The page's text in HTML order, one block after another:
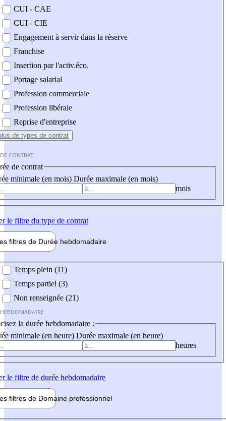
CUI - CAE
CUI - CIE
Engagement à servir dans la réserve
Franchise
Insertion par l'activ.éco.
Portage salarial
Profession commerciale
Profession libérale
Reprise d'entreprise
de types de contrat
CONTRAT
de contrat
minimale (en mois) Durée maximale (en mois)
mois
le filtre du type de contrat
filtres de Durée hebdomadaire
Temps plein (11)
Temps partiel (3)
Non renseignée (21)
la durée hebdomadaire :
minimale (en heure) Durée maximale (en heure)
heures
le filtre de durée hebdomadaire
filtres de Domaine professionnel